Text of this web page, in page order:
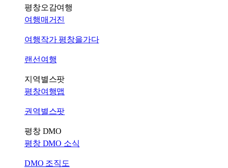
평창오감여행
여행매거진
여행작가 평창을가다
랜선여행
지역별스팟
평창여행맵
권역별스팟
평창 DMO
평창 DMO 소식
DMO 조직도